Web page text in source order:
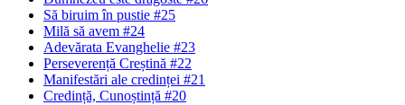
Să biruim în pustie #25
Milă să avem #24
Adevărata Evanghelie #23
Perseverență Creștină #22
Manifestări ale credinței #21
Credință, Cunoștință #20